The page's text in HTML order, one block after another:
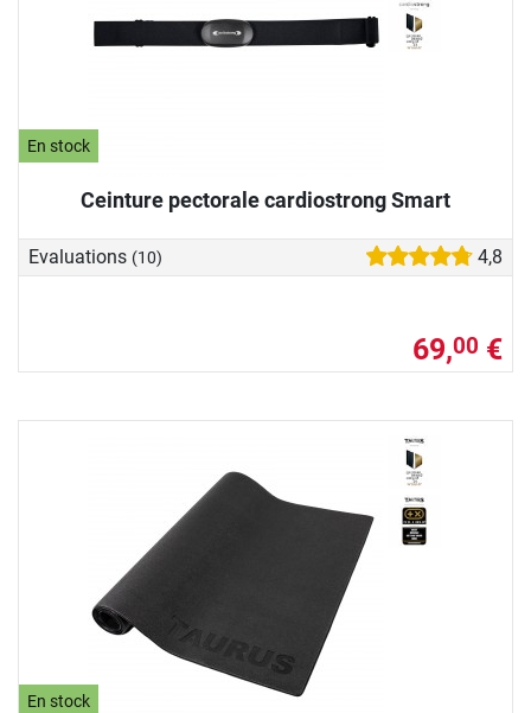
En stock
Ceinture pectorale cardiostrong Smart
Evaluations (10) 4,8
69,00 €
En stock